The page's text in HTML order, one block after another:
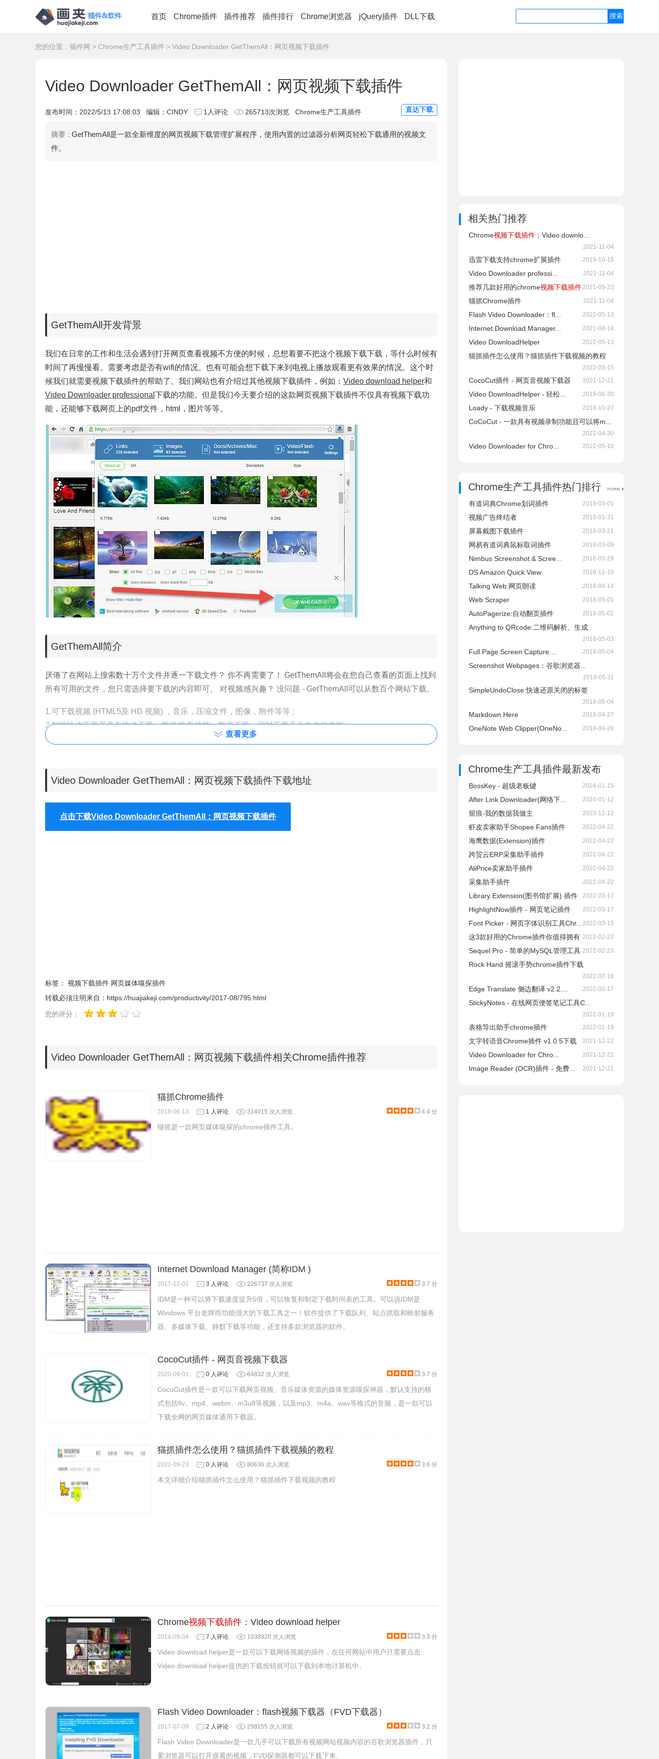
首页 Chrome插件 插件推荐 插件排行 Chrome浏览器 jQuery插件 DLL下载
您的位置： 插件网 > Chrome生产工具插件 > Video Downloader GetThemAll：网页视频下载插件
Video Downloader GetThemAll：网页视频下载插件
发布时间： 2022/5/13 17:08:03 编辑：CINDY 1人评论 265713次浏览 Chrome生产工具插件 直达下载
摘要 : GetThemAll是一款全新维度的网页视频下载管理扩展程序，使用内置的过滤器分析网页轻松下载通用的视频文
件。
GetThemAll开发背景
我们在日常的工作和生活会遇到打开网页查看视频不方便的时候，总想着要不把这个视频下载下载，等什么时候有
时间了再慢慢看。需要考虑是否有wifi的情况。也有可能会想下载下来到电视上播放观看更有效果的情况。这个时
候我们就需要视频下载插件的帮助了。我们网站也有介绍过其他视频下载插件，例如： Video download helper和
Video Downloader professional 下载的功能。但是我们今天要介绍的这款网页视频下载插件不仅具有视频下载功
能，还能够下载网页上的pdf文件，html，图片等等。
GetThemAll简介
厌倦了在网站上搜索数十万个文件并逐一下载文件？ 你不再需要了！ GetThemAll将会在您自己查看的页面上找到
所有可用的文件，您只需选择要下载的内容即可。 对视频感兴趣？ 没问题 - GetThemAll可以从数百个网站下载。
1.可下载视频 (HTML5及 HD 视频) ，音乐，压缩文件，图像，附件等等 ;
2.智能快速下载器具有快速下载，暂停/恢复功能，暂停下载，同时下载几个文件的功能;
3.所有的文件由一个下载器管理 ;
6.使用过滤功能来选文件格式. 快速下载使用您浏览器 (或使用我们提供的默认浏览器), 点 Get All 按钮并下载该网
页中的任何的文件视频, 图像, 音乐等等
载几个文件
2.在GetThemAll安装成功后，浏览器的右上方会出现一个下载按钮标记，用户打开需要下载内容的网页，点击按
钮就出提醒可以下载的素材，如下图所示:
GetThemAll联系方法
内容由getthemall.org/welcome-downloader 提供
查看更多
Video Downloader GetThemAll：网页视频下载插件下载地址
点击下载Video Downloader GetThemAll：网页视频下载插件
标签： 视频下载插件 网页媒体嗅探插件
转载必须注明来自： https://huajiakeji.com/productivity/2017-08/795.html
您的评分：
Video Downloader GetThemAll：网页视频下载插件相关Chrome插件推荐
猫抓Chrome插件
2018-06-13 1 人评论 314015 次人浏览 4.4 分
猫抓是一款网页媒体嗅探的chrome插件工具。
Internet Download Manager (简称IDM )
2017-12-02 3 人评论 226737 次人浏览 3.7 分
IDM是一种可以将下载速度提升5倍，可以恢复和制定下载时间表的工具。可以说IDM是
Windows 平台老牌而功能强大的下载工具之一！软件提供了下载队列、站点抓取和映射服务
器、多媒体下载、静默下载等功能，还支持多款浏览器的软件。
CocoCut插件 - 网页音视频下载器
2020-09-01 0 人评论 64832 次人浏览 3.7 分
CocoCut插件是一款可以下载网页视频、音乐媒体资源的媒体资源嗅探神器，默认支持的格
式包括flv、mp4、webm、m3u8等视频，以及mp3、m4a、wav等格式的音频，是一款可以
下载全网的网页媒体通用下载器。
猫抓插件怎么使用？猫抓插件下载视频的教程
2021-09-23 0 人评论 80636 次人浏览 3.6 分
本文详细介绍猫抓插件怎么使用？猫抓插件下载视频的教程
Chrome视频下载插件 ：Video download helper
2014-09-04 7 人评论 1038920 次人浏览 3.3 分
Video download helper是一款可以下载网络视频的插件，在任何网站中用户只需要点击
Video download helper提供的下载按钮就可以下载到本地计算机中。
Flash Video Downloader：flash视频下载器（FVD下载器）
2017-07-09 2 人评论 298155 次人浏览 3.2 分
Flash Video Downloader是一款几乎可以下载所有视频网站视频内容的谷歌浏览器插件，只
要浏览器可以打开观看的视频，FVD探测器都可以下载下来。
相关热门推荐
Chrome视频下载插件 ：Video downlo...
2021-11-04
迅雷下载支持chrome扩展插件 2019-10-18
Video Downloader professi... 2021-11-04
推荐几款好用的chrome视频下载插件2021-09-23
猫抓Chrome插件 2021-11-04
Flash Video Downloader：fl... 2022-05-13
Internet Download Manager... 2021-08-14
Video DownloadHelper 2022-05-13
猫抓插件怎么使用？猫抓插件下载视频的教程
2022-03-15
CocoCut插件 - 网页音视频下载器 2021-12-21
Video DownloadHelper - 轻松... 2019-06-30
Loady - 下载视频音乐 2018-10-27
CoCoCut - 一款具有视频录制功能且可以将m...
2022-04-30
Video Downloader for Chro... 2022-05-10
Chrome生产工具插件热门排行
有道词典Chrome划词插件 2018-03-01
视频广告终结者 2018-01-31
屏幕截图下载插件 2018-03-21
网易有道词典鼠标取词插件 2018-03-09
Nimbus Screenshot & Scree... 2018-03-29
DS Amazon Quick View 2018-12-10
Talking Web:网页朗读 2018-04-14
Web Scraper 2018-05-01
AutoPagerize:自动翻页插件 2018-05-02
Anything to QRcode:二维码解析、生成
2018-05-03
Full Page Screen Capture:... 2018-05-04
Screenshot Webpages：谷歌浏览器...
2018-05-11
SimpleUndoClose:快速还原关闭的标签
2018-05-04
Markdown Here 2018-04-27
OneNote Web Clipper(OneNo... 2018-04-26
Chrome生产工具插件最新发布
BossKey - 超级老板键 2024-01-15
After Link Downloader(网络下... 2024-01-12
留痕-我的数据我做主 2023-12-12
虾皮卖家助手Shopee Fans插件 2022-04-22
海鹰数据(Extension)插件 2022-04-22
跨贸云ERP采集助手插件 2022-04-22
AliPrice卖家助手插件 2022-04-22
采集助手插件 2022-04-22
Library Extension(图书馆扩展) 插件 2022-03-17
HighlightNow插件 - 网页笔记插件 2022-03-17
Font Picker - 网页字体识别工具Chr... 2022-03-15
这3款好用的Chrome插件你值得拥有 2022-02-23
Sequel Pro - 简单的MySQL管理工具 2022-02-23
Rock Hand 摇滚手势chrome插件下载
2022-02-18
Edge Translate 侧边翻译 v2.2.... 2022-02-17
StickyNotes - 在线网页便签笔记工具C...
2022-01-19
表格导出助手chrome插件 2022-01-19
文字转语音Chrome插件 v1.0.5下载 2021-12-22
Video Downloader for Chro... 2021-12-21
Image Reader (OCR)插件 - 免费... 2021-12-21